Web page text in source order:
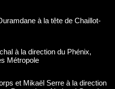
à la direction du Phénix,
Métropole
et Mikaël Serre à la direction
Dramatique National Grand